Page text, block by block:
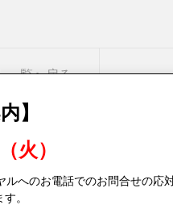
一覧へ戻る
】
火）
へのお電話でのお問合せの応
。